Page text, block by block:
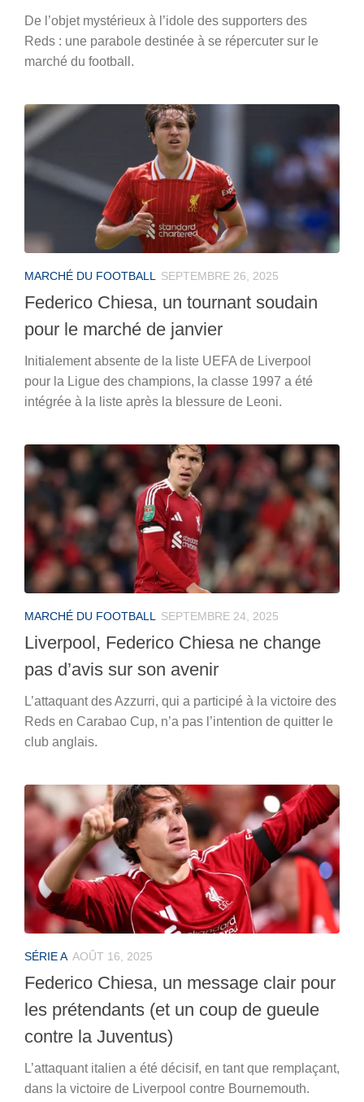
De l’objet mystérieux à l’idole des supporters des
Reds : une parabole destinée à se répercuter sur le
marché du football.
MARCHÉ DU FOOTBALL SEPTEMBRE 26, 2025
Federico Chiesa, un tournant soudain
pour le marché de janvier
Initialement absente de la liste UEFA de Liverpool
pour la Ligue des champions, la classe 1997 a été
intégrée à la liste après la blessure de Leoni.
MARCHÉ DU FOOTBALL SEPTEMBRE 24, 2025
Liverpool, Federico Chiesa ne change
pas d’avis sur son avenir
L’attaquant des Azzurri, qui a participé à la victoire des
Reds en Carabao Cup, n’a pas l’intention de quitter le
club anglais.
SÉRIE A AOÛT 16, 2025
Federico Chiesa, un message clair pour
les prétendants (et un coup de gueule
contre la Juventus)
L’attaquant italien a été décisif, en tant que remplaçant,
dans la victoire de Liverpool contre Bournemouth.